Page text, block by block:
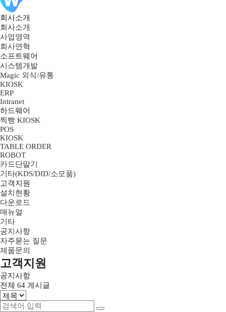
회사소개
회사소개
사업영역
회사연혁
소프트웨어
시스템개발
Magic 외식/유통
KIOSK
ERP
Intranet
하드웨어
찍빵 KIOSK
POS
KIOSK
TABLE ORDER
ROBOT
카드단말기
기타(KDS/DID/소모품)
고객지원
설치현황
다운로드
매뉴얼
기타
공지사항
자주묻는 질문
제품문의
고객지원
공지사항
전체 64 게시글